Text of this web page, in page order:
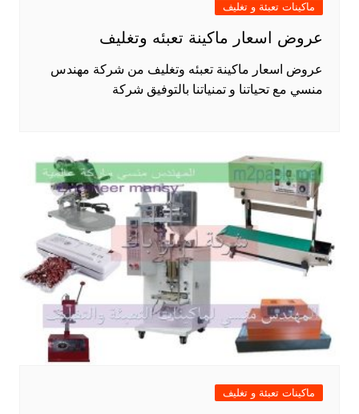
ماكينات تعبئة و تغليف
عروض اسعار ماكينة تعبئه وتغليف
عروض اسعار ماكينة تعبئه وتغليف من شركة مهندس
منسي مع تحياتنا و تمنياتنا بالتوفيق شركة
ماكينات تعبئة و تغليف